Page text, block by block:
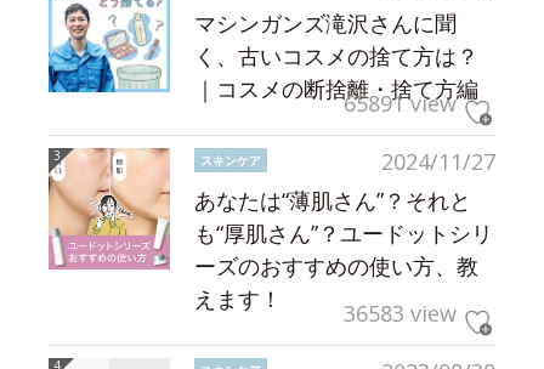
マシンガンズ滝沢さんに聞
く、古いコスメの捨て方は？
｜コスメの断捨離・捨て方編
65891 view
2024/11/27
スキンケア
あなたは“薄肌さん”？それと
も“厚肌さん”？ユードットシリ
ーズのおすすめの使い方、教
えます！
36583 view